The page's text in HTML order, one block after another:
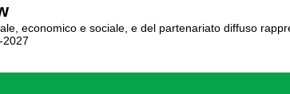
economico e sociale, e del partenariato diffuso
2027